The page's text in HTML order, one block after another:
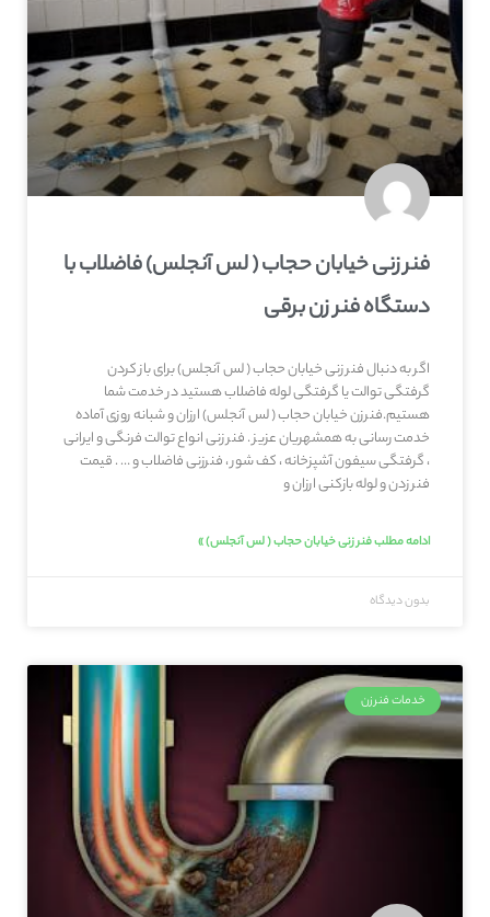
فنر زنی خیابان حجاب ( لس آنجلس) فاضلاب با
دستگاه فنر زن برقی
اگر به دنبال فنر زنی خیابان حجاب ( لس آنجلس) برای باز کردن
گرفتگی توالت یا گرفتگی لوله فاضلاب هستید در خدمت شما
هستیم.فنرزن خیابان حجاب ( لس آنجلس) ارزان و شبانه روزی آماده
خدمت رسانی به همشهریان عزیز . فنر زنی انواع توالت فرنگی و ایرانی
، گرفتگی سیفون آشپزخانه ، کف شور ، فنرزنی فاضلاب و … . قیمت
فنر زدن و لوله بازکنی ارزان و
ادامه مطلب فنر زنی خیابان حجاب ( لس آنجلس) »
بدون دیدگاه
خدمات فنرزن